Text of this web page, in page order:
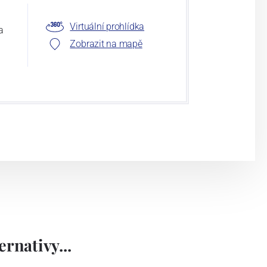
Virtuální prohlídka
Zobrazit na mapě